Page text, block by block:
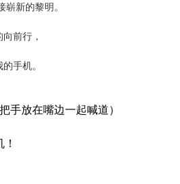
新的黎明。
前行，
手机。
手放在嘴边一起喊道）